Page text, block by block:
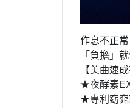
作息不正
「負擔」
【美曲速
★夜酵素
★專利窈